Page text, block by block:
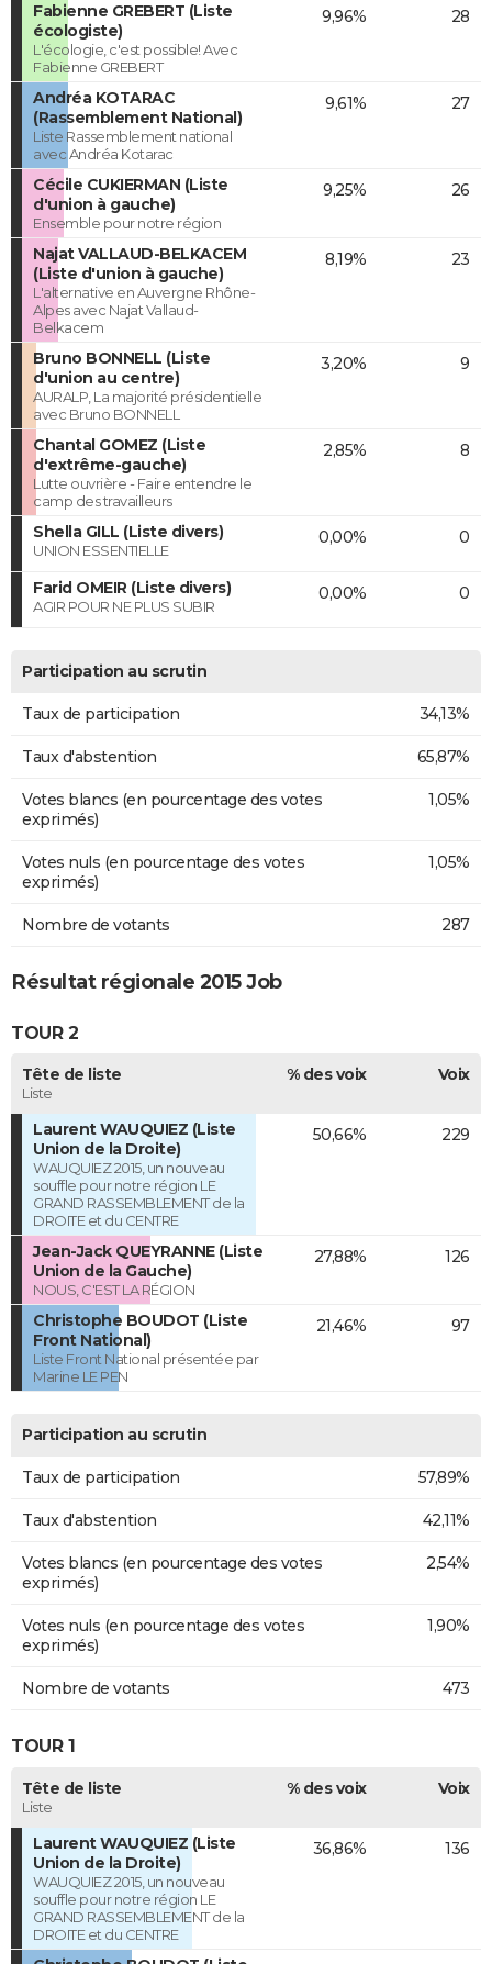
Fabienne GREBERT (Liste
écologiste)
L'écologie, c'est possible! Avec
Fabienne GREBERT
9,96% 28
Andréa KOTARAC
(Rassemblement National)
Liste Rassemblement national
avec Andréa Kotarac
9,61% 27
Cécile CUKIERMAN (Liste
d'union à gauche)
Ensemble pour notre région
9,25% 26
Najat VALLAUD-BELKACEM
(Liste d'union à gauche)
L'alternative en Auvergne Rhône-
Alpes avec Najat Vallaud-
Belkacem
8,19% 23
Bruno BONNELL (Liste
d'union au centre)
AURALP, La majorité présidentielle
avec Bruno BONNELL
3,20% 9
Chantal GOMEZ (Liste
d'extrême-gauche)
Lutte ouvrière - Faire entendre le
camp des travailleurs
2,85% 8
Shella GILL (Liste divers)
UNION ESSENTIELLE
0,00% 0
Farid OMEIR (Liste divers)
AGIR POUR NE PLUS SUBIR
0,00% 0
Participation au scrutin
Taux de participation 34,13%
Taux d'abstention 65,87%
Votes blancs (en pourcentage des votes
exprimés)
1,05%
Votes nuls (en pourcentage des votes
exprimés)
1,05%
Nombre de votants 287
Résultat régionale 2015 Job
TOUR 2
Tête de liste
Liste
% des voix Voix
Laurent WAUQUIEZ (Liste
Union de la Droite)
WAUQUIEZ 2015, un nouveau
souffle pour notre région LE
GRAND RASSEMBLEMENT de la
DROITE et du CENTRE
50,66% 229
Jean-Jack QUEYRANNE (Liste
Union de la Gauche)
NOUS, C'EST LA RÉGION
27,88% 126
Christophe BOUDOT (Liste
Front National)
Liste Front National présentée par
Marine LE PEN
21,46% 97
Participation au scrutin
Taux de participation 57,89%
Taux d'abstention 42,11%
Votes blancs (en pourcentage des votes
exprimés)
2,54%
Votes nuls (en pourcentage des votes
exprimés)
1,90%
Nombre de votants 473
TOUR 1
Tête de liste
Liste
% des voix Voix
Laurent WAUQUIEZ (Liste
Union de la Droite)
WAUQUIEZ 2015, un nouveau
souffle pour notre région LE
GRAND RASSEMBLEMENT de la
DROITE et du CENTRE
36,86% 136